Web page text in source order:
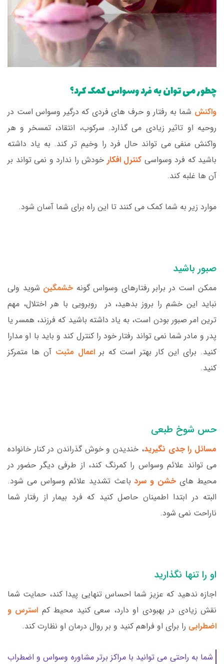
چطور می توان به فرد وسواس کمک کرد؟
واکنش شما به رفتار و حرف های فردی که درگیر وسواس است در
روحیه او تاثیر زیادی می گذارد. سرکوب، انتقاد، تمسخر و هر
واکنش منفی می تواند حال فرد را وخیم تر کند. به یاد داشته
باشید که فرد وسواسی کنترل افکار خودش را ندارد و نمی تواند بر
آن ها غلبه کند.
موارد زیر به شما کمک می کنند تا این راه برای شما آسان شود.
صبور باشید
ممکن است در برابر رفتارهای وسواس گونه خشمگین شوید ولی
نباید این خشم را بروز بدهید، در روبرویی با هر اختلال، مهم
ترین امر صبور بودن است، به یاد داشته باشید که فرزند، همسر یا
پدر و مادر شما نمی تواند رفتار خود را کنترل کند و باید با او مدارا
کنید. برای این کار بهتر است که براعمال مثبتآن ها متمرکز
کنید.
حس شوخ طبعی
مسائل را جدی نگیرید، خندیدن و خوش گذراندن در کنار خانواده
می تواند علائم وسواس را کمرنگ کند، از طرفی دیگر حضور در
محیط های خشن و سردباعث تشدید علائم وسواس می شود.
البته در ابتدا اطمینان حاصل کنید که فرد بیمار از رفتار شما
ناراحت نمی شود.
او را تنها نگذارید
اجازه ندهید که عزیز شما احساس تنهایی پیدا کند، حمایت شما
نقش زیادی در بهبودی او دارد، سعی کنید محیط کم استرس و
اضطرابی را برای او فراهم کنید و بر روال درمان او نظارت کند.
شما به راحتی می توانید با مراکز برتر مشاوره وسواس و اضطراب